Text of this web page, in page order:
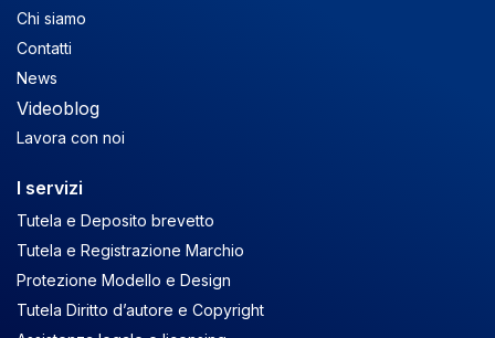
Chi siamo
Contatti
News
Videoblog
Lavora con noi
I servizi
Tutela e Deposito brevetto
Tutela e Registrazione Marchio
Protezione Modello e Design
Tutela Diritto d’autore e Copyright